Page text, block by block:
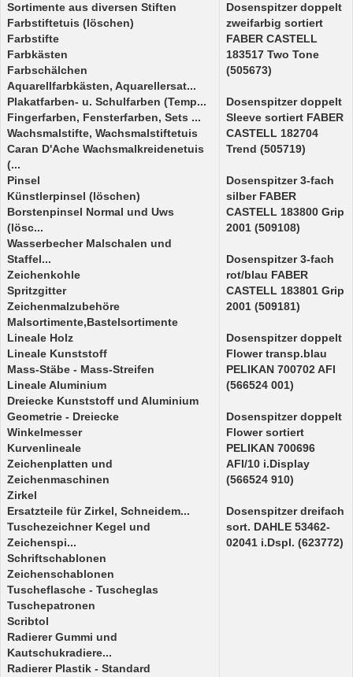
Sortimente aus diversen Stiften
Farbstiftetuis (löschen)
Farbstifte
Farbkästen
Farbschälchen
Aquarellfarbkästen, Aquarellersat...
Plakatfarben- u. Schulfarben (Temp...
Fingerfarben, Fensterfarben, Sets ...
Wachsmalstifte, Wachsmalstiftetuis
Caran D'Ache Wachsmalkreidenetuis
(...
Pinsel
Künstlerpinsel (löschen)
Borstenpinsel Normal und Uws
(lösc...
Wasserbecher Malschalen und
Staffel...
Zeichenkohle
Spritzgitter
Zeichenmalzubehöre
Malsortimente,Bastelsortimente
Lineale Holz
Lineale Kunststoff
Mass-Stäbe - Mass-Streifen
Lineale Aluminium
Dreiecke Kunststoff und Aluminium
Geometrie - Dreiecke
Winkelmesser
Kurvenlineale
Zeichenplatten und
Zeichenmaschinen
Zirkel
Ersatzteile für Zirkel, Schneidem...
Tuschezeichner Kegel und
Zeichenspi...
Schriftschablonen
Zeichenschablonen
Tuscheflasche - Tuscheglas
Tuschepatronen
Scribtol
Radierer Gummi und
Kautschukradiere...
Radierer Plastik - Standard
Dosenspitzer doppelt
zweifarbig sortiert
FABER CASTELL
183517 Two Tone
(505673)
Dosenspitzer doppelt
Sleeve sortiert FABER
CASTELL 182704
Trend (505719)
Dosenspitzer 3-fach
silber FABER
CASTELL 183800 Grip
2001 (509108)
Dosenspitzer 3-fach
rot/blau FABER
CASTELL 183801 Grip
2001 (509181)
Dosenspitzer doppelt
Flower transp.blau
PELIKAN 700702 AFI
(566524 001)
Dosenspitzer doppelt
Flower sortiert
PELIKAN 700696
AFI/10 i.Display
(566524 910)
Dosenspitzer dreifach
sort. DAHLE 53462-
02041 i.Dspl. (623772)